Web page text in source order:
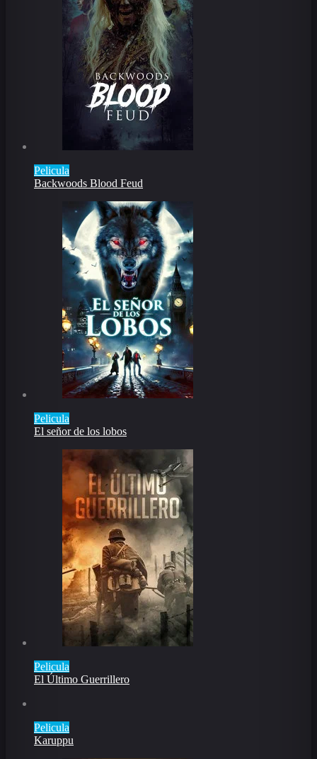
Pelicula
Backwoods Blood Feud
Pelicula
El señor de los lobos
Pelicula
El Último Guerrillero
Pelicula
Karuppu